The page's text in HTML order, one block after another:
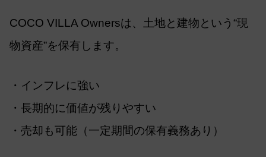
COCO VILLA Ownersは、土地と建物という“現
物資産”を保有します。
・インフレに強い
・長期的に価値が残りやすい
・売却も可能（一定期間の保有義務あり）